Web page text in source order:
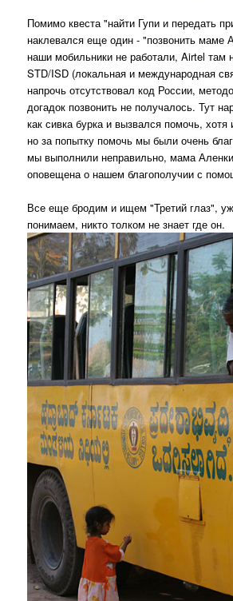
Помимо квеста "найти Гупи и передать
наклевался еще один - "позвонить маме
наши мобильники не работали, Airtel там
STD/ISD (локальная и международная
напрочь отсутствовал код России,
догадок позвонить не получалось. Тут
как сивка бурка и вызвался помочь,
но за попытку помочь мы были очень
мы выполнили неправильно, мама
оповещена о нашем благополучии с
Все еще бродим и ищем "Третий глаз",
понимаем, никто толком не знает где он.